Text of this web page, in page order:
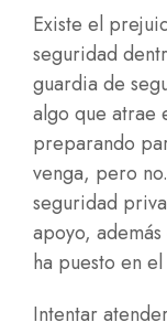
Existe el
seguridad
guardia de
algo que atrae
preparando
venga, pero
seguridad
apoyo,
ha puesto en
Intentar